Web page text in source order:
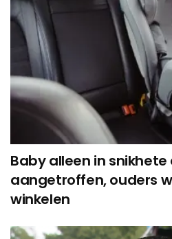
Baby alleen in
aangetroffen, ouders
winkelen